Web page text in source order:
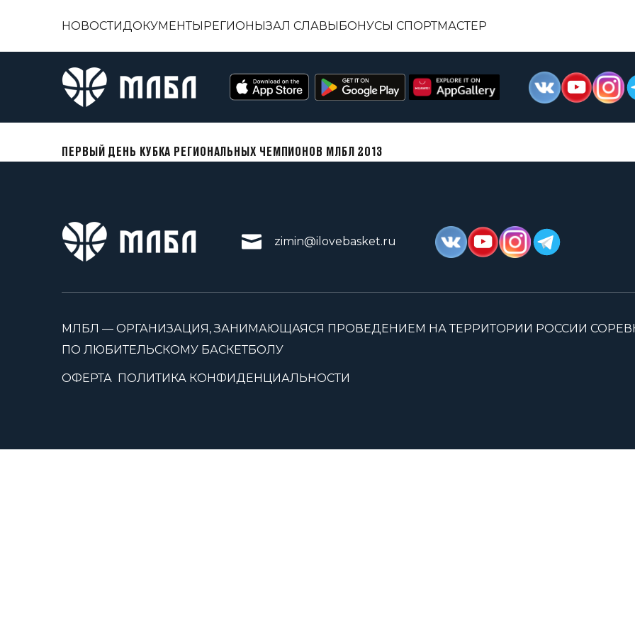
НОВОСТИДОКУМЕНТЫРЕГИОНЫЗАЛ СЛАВЫБОНУСЫ СПОРТМАСТЕР
ПЕРВЫЙ ДЕНЬ КУБКА РЕГИОНАЛЬНЫХ ЧЕМПИОНОВ МЛБЛ 2013
zimin@ilovebasket.ru
МЛБЛ — ОРГАНИЗАЦИЯ, ЗАНИМАЮЩАЯСЯ ПРОВЕДЕНИЕМ НА ТЕРРИТОРИИ РОССИИ
ПО ЛЮБИТЕЛЬСКОМУ БАСКЕТБОЛУ
ОФЕРТА ПОЛИТИКА КОНФИДЕНЦИАЛЬНОСТИ